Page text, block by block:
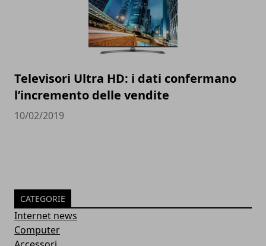
Televisori Ultra HD: i dati confermano
l’incremento delle vendite
10/02/2019
CATEGORIE
Internet news
Computer